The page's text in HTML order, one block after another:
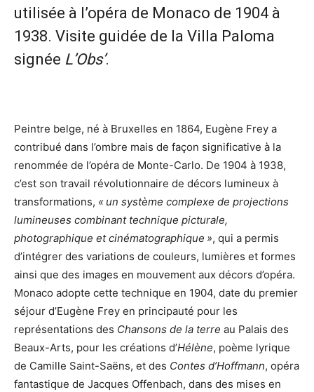
utilisée à l’opéra de Monaco de 1904 à
1938. Visite guidée de la Villa Paloma
signée L’Obs’.
Peintre belge, né à Bruxelles en 1864, Eugène Frey a
contribué dans l’ombre mais de façon significative à la
renommée de l’opéra de Monte-Carlo. De 1904 à 1938,
c’est son travail révolutionnaire de décors lumineux à
transformations, « un système complexe de projections
lumineuses combinant technique picturale,
photographique et cinématographique », qui a permis
d’intégrer des variations de couleurs, lumières et formes
ainsi que des images en mouvement aux décors d’opéra.
Monaco adopte cette technique en 1904, date du premier
séjour d’Eugène Frey en principauté pour les
représentations des Chansons de la terre au Palais des
Beaux-Arts, pour les créations d’Hélène, poème lyrique
de Camille Saint-Saëns, et des Contes d’Hoffmann, opéra
fantastique de Jacques Offenbach, dans des mises en